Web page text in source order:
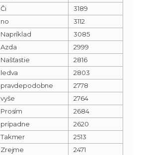
Či
3189
no
3112
Napríklad
3085
Azda
2999
Našťastie
2816
ledva
2803
pravdepodobne
2778
vyše
2764
Prosím
2684
prípadne
2620
Takmer
2513
Zrejme
2471